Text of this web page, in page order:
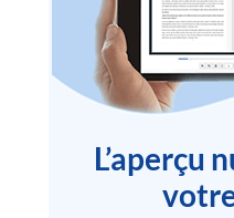
L’aperçu